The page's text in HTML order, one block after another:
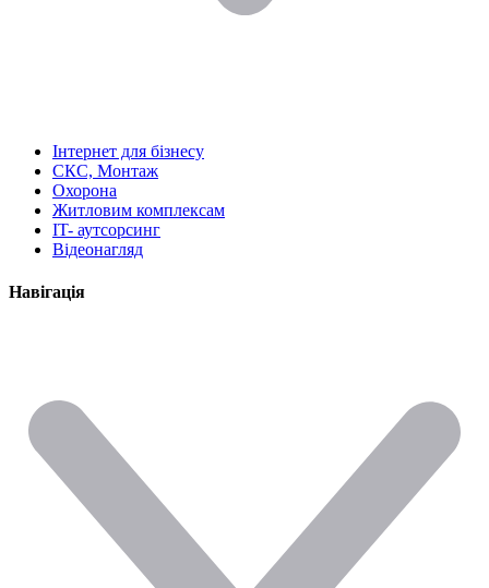
Інтернет для бізнесу
СКС, Монтаж
Охорона
Житловим комплексам
IT- аутсорсинг
Відеонагляд
Навігація